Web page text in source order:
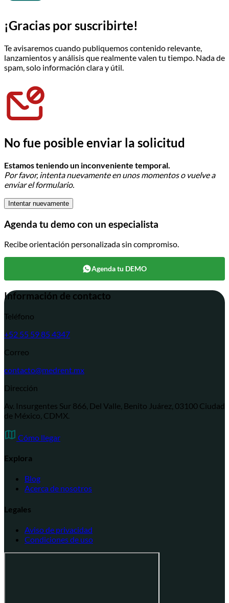
¡Gracias por suscribirte!
Te avisaremos cuando publiquemos contenido relevante,
lanzamientos y análisis que realmente valen tu tiempo. Nada de
spam, solo información clara y útil.
No fue posible enviar la solicitud
Estamos teniendo un inconveniente temporal.
Por favor, intenta nuevamente en unos momentos o vuelve a
enviar el formulario.
Intentar nuevamente
Agenda tu demo con un especialista
Recibe orientación personalizada sin compromiso.
Agenda tu DEMO
Información de contacto
Teléfono
+52 55 59 85 4347
Correo
contacto@medrent.mx
Dirección
Av. Insurgentes Sur 866, Del Valle, Benito Juárez, 03100 Ciudad
de México, CDMX.
Cómo llegar
Explora
Blog
Acerca de nosotros
Legales
Aviso de privacidad
Condiciones de uso